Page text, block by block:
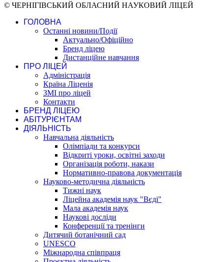
© ЧЕРНІГІВСЬКИЙ ОБЛАСНИЙ НАУКОВИЙ ЛІЦЕЙ
ГОЛОВНА
Останні новини/Події
Актуально/Офіційно
Бренд ліцею
Дистанційне навчання
ПРО ЛІЦЕЙ
Адміністрація
Країна Ліценія
ЗМІ про ліцей
Контакти
БРЕНД ЛІЦЕЮ
АБІТУРІЄНТАМ
ДІЯЛЬНІСТЬ
Навчальна діяльність
Олімпіади та конкурси
Відкриті уроки, освітні заходи
Організація роботи, накази
Нормативно-правова документація
Науково-методична діяльність
Тижні наук
Ліцейна академія наук "Вєді"
Мала академія наук
Наукові досліди
Конференції та тренінги
Дитячий ботанічний сад
UNESCO
Міжнародна співпраця